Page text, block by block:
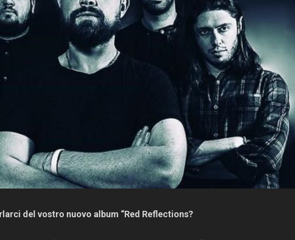
del vostro nuovo album “Red Reflections?